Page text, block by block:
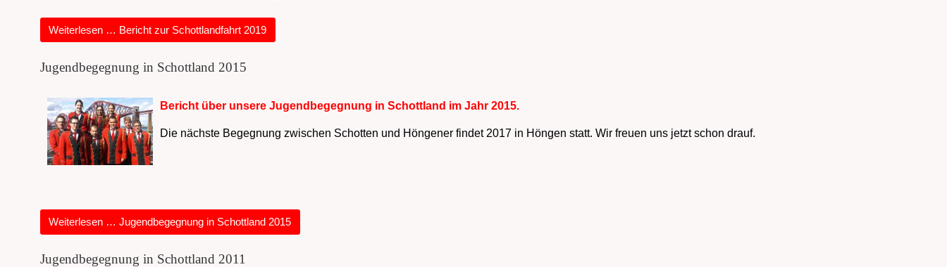
Weiterlesen … Bericht zur Schottlandfahrt 2019
Jugendbegegnung in Schottland 2015
Bericht über unsere Jugendbegegnung in Schottland im Jahr 2015.
Die nächste Begegnung zwischen Schotten und Höngener findet 2017 in Höngen statt. Wir freuen uns jetzt schon drauf.
Weiterlesen … Jugendbegegnung in Schottland 2015
Jugendbegegnung in Schottland 2011